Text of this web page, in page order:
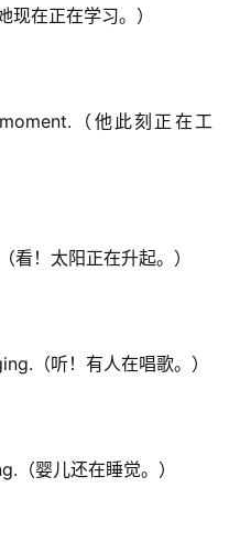
在正在学习。）
！太阳正在升起。）
（听！有人在唱歌。）
婴儿还在睡觉。）